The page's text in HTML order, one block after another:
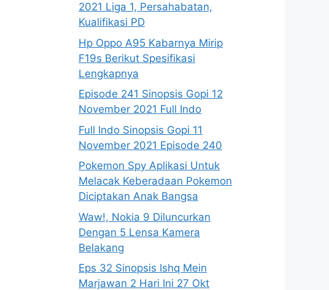
2021 Liga 1, Persahabatan,
Kualifikasi PD
Hp Oppo A95 Kabarnya Mirip
F19s Berikut Spesifikasi
Lengkapnya
Episode 241 Sinopsis Gopi 12
November 2021 Full Indo
Full Indo Sinopsis Gopi 11
November 2021 Episode 240
Pokemon Spy Aplikasi Untuk
Melacak Keberadaan Pokemon
Diciptakan Anak Bangsa
Waw!, Nokia 9 Diluncurkan
Dengan 5 Lensa Kamera
Belakang
Eps 32 Sinopsis Ishq Mein
Marjawan 2 Hari Ini 27 Okt